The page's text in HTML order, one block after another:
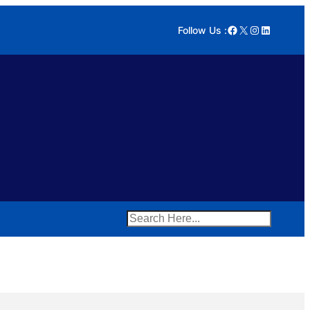
Follow Us :Facebook X Instagram LinkedIn
Search